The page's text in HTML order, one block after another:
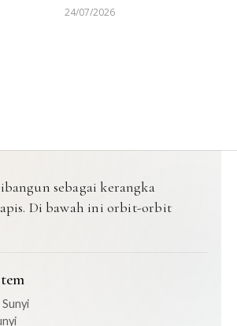
24/07/2026
sebagai kerangka
Di bawah ini orbit-orbit